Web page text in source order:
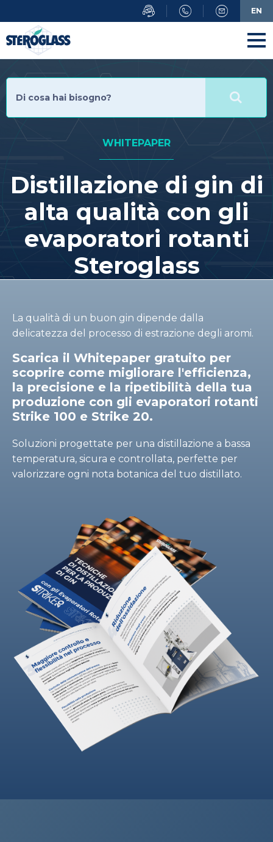
al
contenuto
principale
WHITEPAPER
Distillazione di gin di
alta qualità con gli
evaporatori rotanti
Steroglass
La qualità di un buon gin dipende dalla
delicatezza del processo di estrazione degli aromi.
Scarica il Whitepaper gratuito per
scoprire come migliorare l'efficienza,
la precisione e la ripetibilità della tua
produzione con gli evaporatori rotanti
Strike 100 e Strike 20.
Soluzioni progettate per una distillazione a bassa
temperatura, sicura e controllata, perfette per
valorizzare ogni nota botanica del tuo distillato.
EN